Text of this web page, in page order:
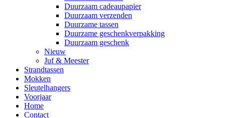
Duurzaam cadeaupapier
Duurzaam verzenden
Duurzame tassen
Duurzame geschenkverpakking
Duurzaam geschenk
Nieuw
Juf & Meester
Strandtassen
Mokken
Sleutelhangers
Voorjaar
Home
Contact